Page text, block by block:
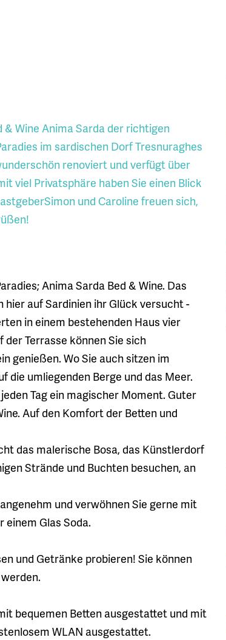
& Wine Anima Sarda der richtigen
im sardischen Dorf Tresnuraghes
renoviert und verfügt über
viel Privatsphäre haben Sie einen Blick
und Caroline freuen sich,
Anima Sarda Bed & Wine. Das
hier auf Sardinien ihr Glück versucht -
in einem bestehenden Haus vier
Terrasse können Sie sich
genießen. Wo Sie auch sitzen im
die umliegenden Berge und das Meer.
Tag ein magischer Moment. Guter
Auf den Komfort der Betten und
das malerische Bosa, das Künstlerdorf
Strände und Buchten besuchen, an
und verwöhnen Sie gerne mit
einem Glas Soda.
und Getränke probieren! Sie können
bequemen Betten ausgestattet und mit
WLAN ausgestattet.